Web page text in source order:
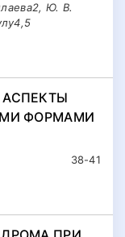
Ю. В.
ФОРМАМИ
38-41